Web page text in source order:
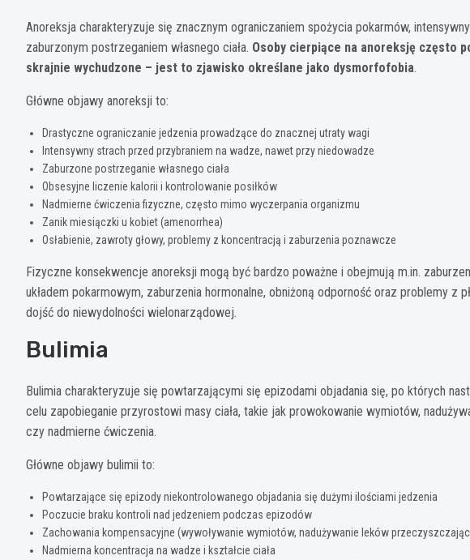
Anoreksja charakteryzuje się znacznym ograniczaniem spożycia pokarmów,
zaburzonym postrzeganiem własnego ciała. Osoby cierpiące na anoreksję często
skrajnie wychudzone – jest to zjawisko określane jako dysmorfofobia.
Główne objawy anoreksji to:
Drastyczne ograniczanie jedzenia prowadzące do znacznej utraty wagi
Intensywny strach przed przybraniem na wadze, nawet przy niedowadze
Zaburzone postrzeganie własnego ciała
Obsesyjne liczenie kalorii i kontrolowanie posiłków
Nadmierne ćwiczenia fizyczne, często mimo wyczerpania organizmu
Zanik miesiączki u kobiet (amenorrhea)
Osłabienie, zawroty głowy, problemy z koncentracją i zaburzenia poznawcze
Fizyczne konsekwencje anoreksji mogą być bardzo poważne i obejmują m.in.
układem pokarmowym, zaburzenia hormonalne, obniżoną odporność oraz problemy z
dojść do niewydolności wielonarządowej.
Bulimia
Bulimia charakteryzuje się powtarzającymi się epizodami objadania się, po których
celu zapobieganie przyrostowi masy ciała, takie jak prowokowanie wymiotów,
czy nadmierne ćwiczenia.
Główne objawy bulimii to:
Powtarzające się epizody niekontrolowanego objadania się dużymi ilościami jedzenia
Poczucie braku kontroli nad jedzeniem podczas epizodów
Zachowania kompensacyjne (wywoływanie wymiotów, nadużywanie leków
Nadmierna koncentracja na wadze i kształcie ciała